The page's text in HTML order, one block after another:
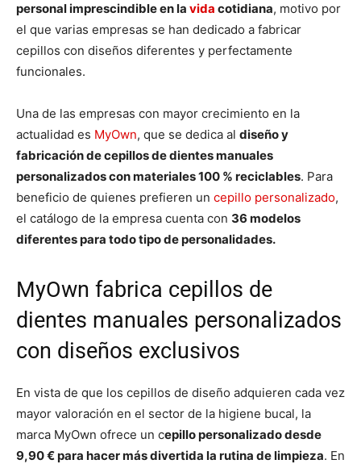
personal imprescindible en la vida cotidiana, motivo por
el que varias empresas se han dedicado a fabricar
cepillos con diseños diferentes y perfectamente
funcionales.
Una de las empresas con mayor crecimiento en la
actualidad es MyOwn, que se dedica al diseño y
fabricación de cepillos de dientes manuales
personalizados con materiales 100 % reciclables. Para
beneficio de quienes prefieren un cepillo personalizado,
el catálogo de la empresa cuenta con 36 modelos
diferentes para todo tipo de personalidades.
MyOwn fabrica cepillos de
dientes manuales personalizados
con diseños exclusivos
En vista de que los cepillos de diseño adquieren cada vez
mayor valoración en el sector de la higiene bucal, la
marca MyOwn ofrece un cepillo personalizado desde
9,90 € para hacer más divertida la rutina de limpieza. En